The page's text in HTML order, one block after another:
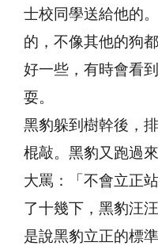
士校同學送給他的
的，不像其他的狗
好一些，有時會看
耍。
黑豹躲到樹幹後，
棍敲。黑豹又跑過
大罵：「不會立正
了十幾下，黑豹汪
是說黑豹立正的標